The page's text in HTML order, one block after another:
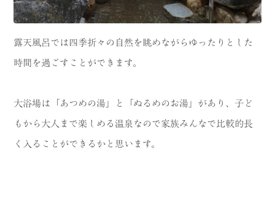
露天風呂では四季折々の自然を眺めながらゆったりとした
時間を過ごすことができます。
大浴場は「あつめの湯」と「ぬるめのお湯」があり、子ど
もから大人まで楽しめる温泉なので家族みんなで比較的長
く入ることができるかと思います。